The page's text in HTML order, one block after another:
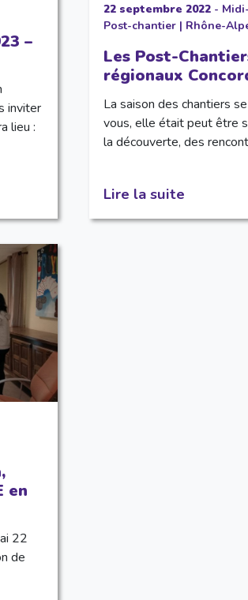
–
inviter
lieu :
22 septembre 2022-
Post-chantier| Rhône-
Les Post-
régionaux
La saison des chantiers
vous, elle était peut être
la découverte, des
Lire la suite
en
22
de